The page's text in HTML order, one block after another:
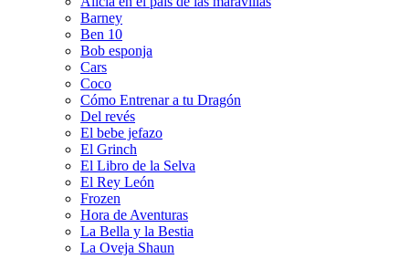
Barney
Ben 10
Bob esponja
Cars
Coco
Cómo Entrenar a tu Dragón
Del revés
El bebe jefazo
El Grinch
El Libro de la Selva
El Rey León
Frozen
Hora de Aventuras
La Bella y la Bestia
La Oveja Shaun